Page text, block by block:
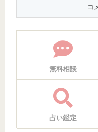
無料相談
占い鑑定